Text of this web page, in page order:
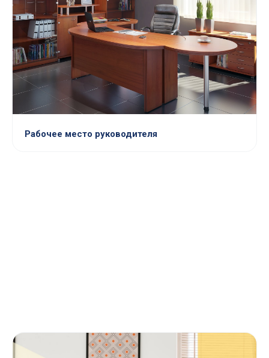
Рабочее место руководителя